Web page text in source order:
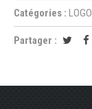
Catégories :
Partager :